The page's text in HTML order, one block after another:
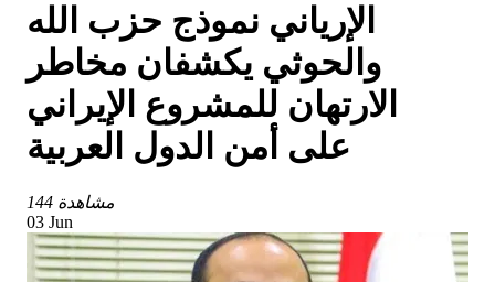
الإرياني نموذج حزب الله
والحوثي يكشفان مخاطر
الارتهان للمشروع الإيراني
على أمن الدول العربية
144 مشاهدة
03 Jun